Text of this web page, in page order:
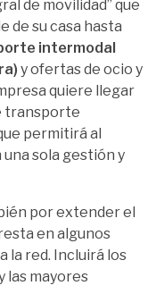
de movilidad” que
de su casa hasta
intermodal
y ofertas de ocio y
quiere llegar
transporte
permitirá al
sola gestión y
por extender el
en algunos
la red. Incluirá los
las mayores